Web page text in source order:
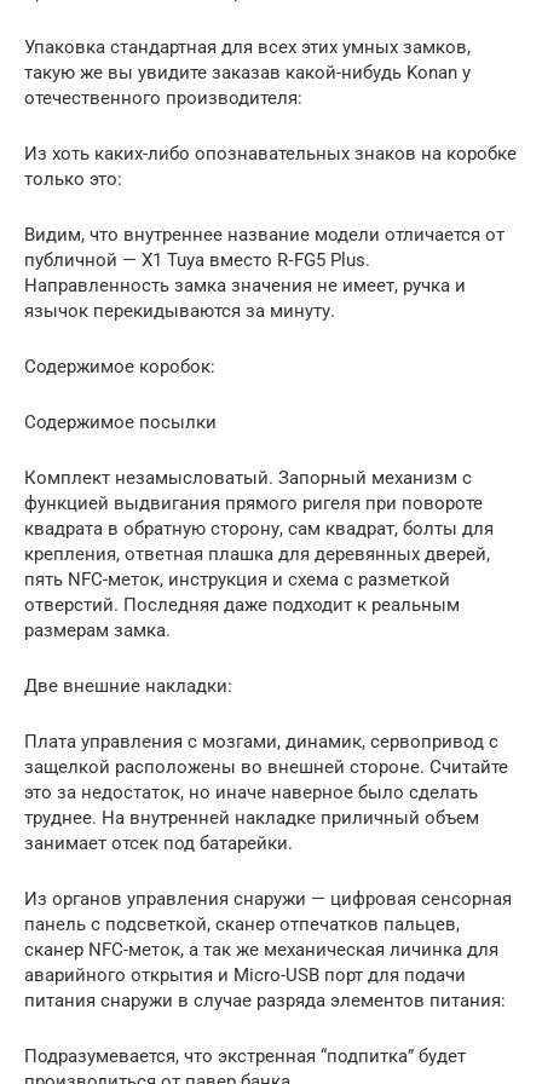
Упаковка стандартная для всех этих умных замков,
такую же вы увидите заказав какой-нибудь Konan у
отечественного производителя:
Из хоть каких-либо опознавательных знаков на коробке
только это:
Видим, что внутреннее название модели отличается от
публичной — X1 Tuya вместо R‑FG5 Plus.
Направленность замка значения не имеет, ручка и
язычок перекидываются за минуту.
Содержимое коробок:
Содержимое посылки
Комплект незамысловатый. Запорный механизм с
функцией выдвигания прямого ригеля при повороте
квадрата в обратную сторону, сам квадрат, болты для
крепления, ответная плашка для деревянных дверей,
пять NFC-меток, инструкция и схема с разметкой
отверстий. Последняя даже подходит к реальным
размерам замка.
Две внешние накладки:
Плата управления с мозгами, динамик, сервопривод с
защелкой расположены во внешней стороне. Считайте
это за недостаток, но иначе наверное было сделать
труднее. На внутренней накладке приличный объем
занимает отсек под батарейки.
Из органов управления снаружи — цифровая сенсорная
панель с подсветкой, сканер отпечатков пальцев,
сканер NFC-меток, а так же механическая личинка для
аварийного открытия и Micro-USB порт для подачи
питания снаружи в случае разряда элементов питания:
Подразумевается, что экстренная “подпитка” будет